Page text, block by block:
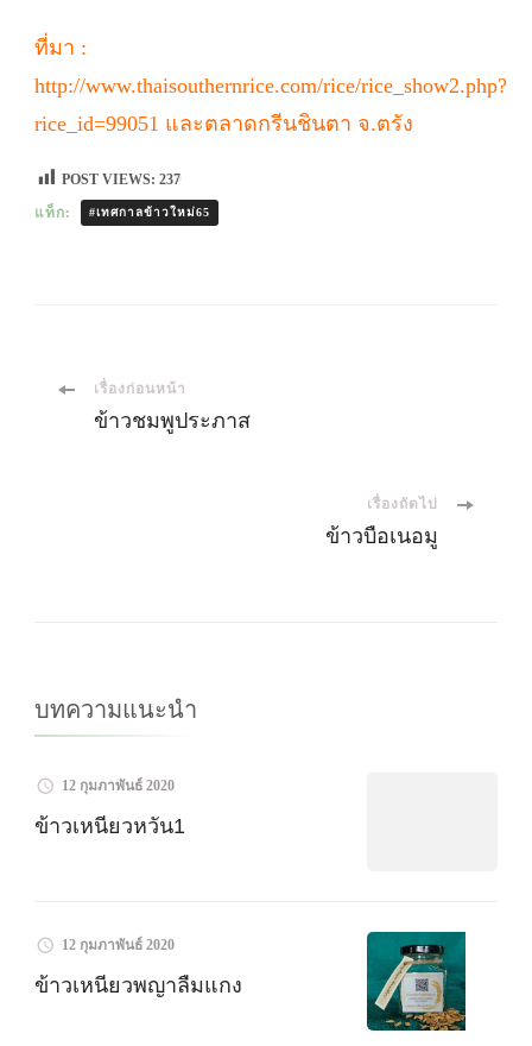
ที่มา :
http://www.thaisouthernrice.com/rice/rice_show2.php?
rice_id=99051 และตลาดกรีนชินตา จ.ตรัง
POST VIEWS: 237
แท็ก:
#เทศกาลข้าวใหม่65
เมนูเรื่องก่อนหน้า
ข้าวชมพูประภาส
เรื่องถัดไป
ข้าวบือเนอมู
บทความแนะนำ
12 กุมภาพันธ์ 2020
ข้าวเหนียวหวัน1
12 กุมภาพันธ์ 2020
ข้าวเหนียวพญาลืมแกง